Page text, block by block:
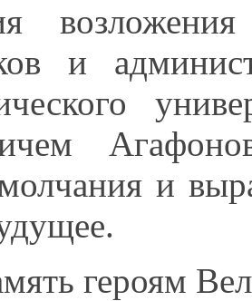
и
и
героям